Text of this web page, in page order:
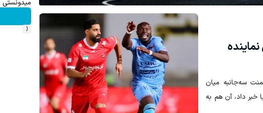
سه‌جانبه میان
خبر داد، آن هم به
سهام گوگل سود کسب کنی؟معاملات فارکس اسپرد از صفر و تا ۵۰۰ دلار بونوس
ثبت نام کنید
ترید XAUUSD با اسپرد از صفر پیپ
‹